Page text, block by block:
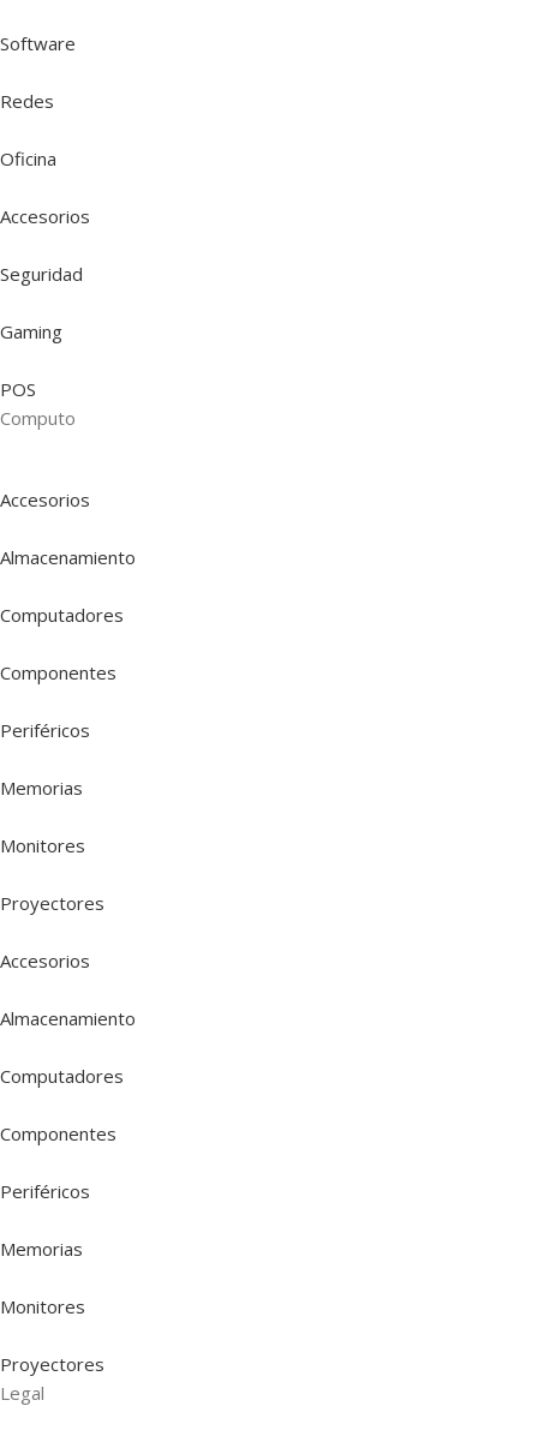
Software
Redes
Oficina
Accesorios
Seguridad
Gaming
POS
Computo
Accesorios
Almacenamiento
Computadores
Componentes
Periféricos
Memorias
Monitores
Proyectores
Accesorios
Almacenamiento
Computadores
Componentes
Periféricos
Memorias
Monitores
Proyectores
Legal